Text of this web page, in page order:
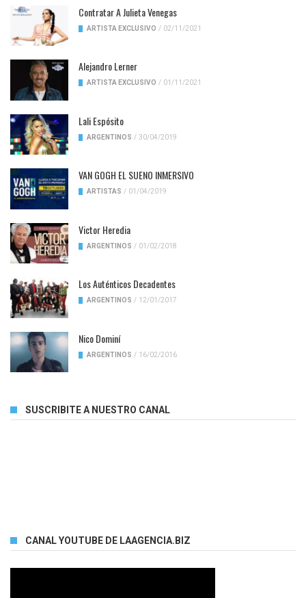
Contratar A Julieta Venegas
ARTISTA EXCLUSIVO / 02/11/2021
Alejandro Lerner
ARTISTA EXCLUSIVO / 01/11/2021
Lali Espósito
ARGENTINOS / 30/04/2019
VAN GOGH EL SUENO INMERSIVO
ARTISTAS / 01/04/2019
Victor Heredia
ARGENTINOS / 01/02/2018
Los Auténticos Decadentes
ARGENTINOS / 12/01/2017
Nico Dominí
ARGENTINOS / 16/02/2016
SUSCRIBITE A NUESTRO CANAL
CANAL YOUTUBE DE LAAGENCIA.BIZ